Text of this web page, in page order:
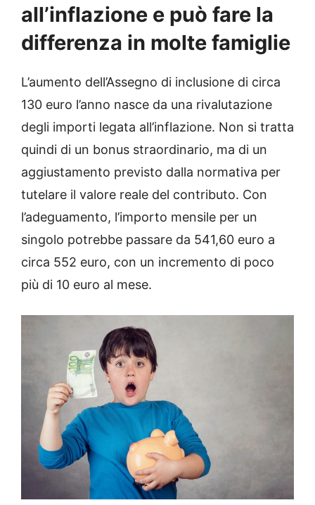
all’inflazione e può fare la
differenza in molte famiglie
L’aumento dell’Assegno di inclusione di circa
130 euro l’anno nasce da una rivalutazione
degli importi legata all’inflazione. Non si tratta
quindi di un bonus straordinario, ma di un
aggiustamento previsto dalla normativa per
tutelare il valore reale del contributo. Con
l’adeguamento, l’importo mensile per un
singolo potrebbe passare da 541,60 euro a
circa 552 euro, con un incremento di poco
più di 10 euro al mese.